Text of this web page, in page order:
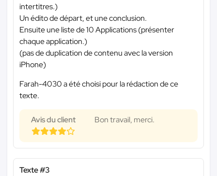
intertitres.)
Un édito de départ, et une conclusion.
Ensuite une liste de 10 Applications (présenter
chaque application.)
(pas de duplication de contenu avec la version
iPhone)
Farah-4030 a été choisi pour la rédaction de ce
texte.
Avis du client Bon travail, merci.
Texte #3